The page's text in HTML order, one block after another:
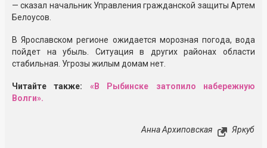
— сказал начальник Управления гражданской защиты Артем
Белоусов.
В Ярославском регионе ожидается морозная погода, вода
пойдет на убыль. Ситуация в других районах области
стабильная. Угрозы жилым домам нет.
Читайте также:
«В Рыбинске затопило набережную
Волги».
Анна Архиповская Яркуб